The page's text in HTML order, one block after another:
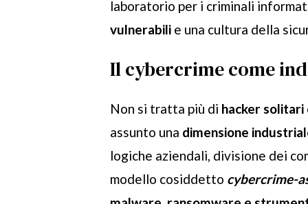
laboratorio per i criminali
vulnerabili e una cultura della
Il cybercrime come
Non si tratta più di hacker solitari
assunto una dimensione
logiche aziendali, divisione dei
modello cosiddetto cybercrime-